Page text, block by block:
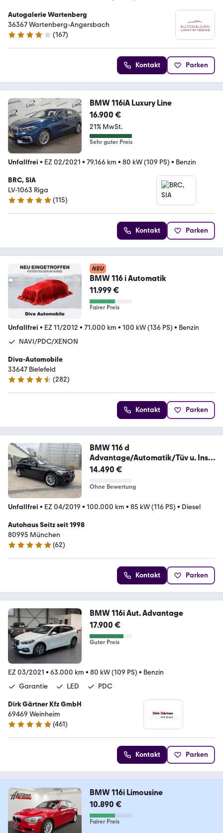
Autogalerie Wartenberg
36367 Wartenberg-Angersbach
4.2 Sterne
(167)
Kontakt Parken
BMW 116iA Luxury Line
16.900 €
21% MwSt.
Sehr guter Preis
Unfallfrei • EZ 02/2021 • 79.166 km • 80 kW (109 PS) • Benzin
BRC, SIA
LV-1063 Riga
5 Sterne
(115)
Kontakt Parken
NEU
BMW 116 i Automatik
11.999 €
Fairer Preis
Unfallfrei • EZ 11/2012 • 71.000 km • 100 kW (136 PS) • Benzin
NAVI/PDC/XENON
Diva-Automobile
33647 Bielefeld
4.7 Sterne
(282)
Kontakt Parken
BMW 116 d
Advantage/Automatik/Tüv u. Insp.
neu !!
14.490 €
Ohne Bewertung
Unfallfrei • EZ 04/2019 • 100.000 km • 85 kW (116 PS) • Diesel
Autohaus Seitz seit 1998
80995 München
5 Sterne
(62)
Kontakt Parken
BMW 116i Aut. Advantage
17.900 €
Guter Preis
EZ 03/2021 • 63.000 km • 80 kW (109 PS) • Benzin
Garantie
LED PDC
Dirk Gärtner Kfz GmbH
69469 Weinheim
4.9 Sterne
(461)
Kontakt Parken
BMW 116i Limousine
10.890 €
Fairer Preis